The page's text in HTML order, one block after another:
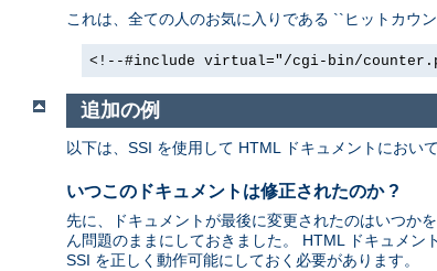
これは、全ての人のお気に入りである ``ヒットカウ
<!--#include virtual="/cgi-bin/
追加の例
以下は、SSI を使用して HTML ドキュメントにおい
いつこのドキュメントは修正されたのか ?
先に、ドキュメントが最後に変更されたのはいつか
ん問題のままにしておきました。 HTML ドキュメン
SSI を正しく動作可能にしておく必要があります。